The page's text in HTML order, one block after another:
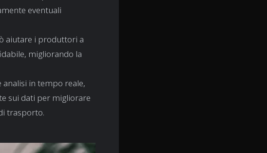
eventuali
aiutare i produttori a
migliorando la
analisi in tempo reale,
sui dati per migliorare
trasporto.